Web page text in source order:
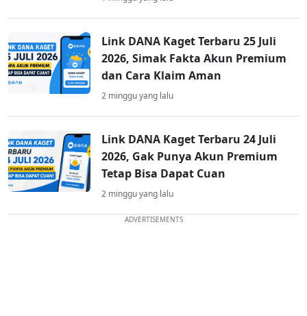
Link DANA Kaget Terbaru 25 Juli
2026, Simak Fakta Akun Premium
dan Cara Klaim Aman
2 minggu yang lalu
Link DANA Kaget Terbaru 24 Juli
2026, Gak Punya Akun Premium
Tetap Bisa Dapat Cuan
2 minggu yang lalu
ADVERTISEMENTS